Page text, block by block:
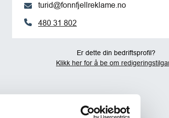
turid@fonnfjellreklame.no
480 31 802
Er dette din bedriftsprofil?
Klikk her for å be om